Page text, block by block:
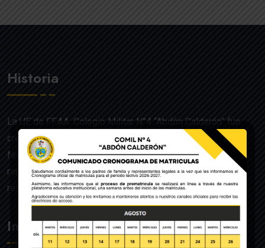
Historia
La UE de FF.AA. Colegio Militar N°4 “Abdón Calderón” fue
creado mediante Acuerdo Ministerial de la Orden General
Nro. 140, dado en Quito el 22 de julio del año 1992 y
ratificado por el Ministerio de Educación mediante
resolución Nro. 608 del 29 de julio de 1992.
Institución